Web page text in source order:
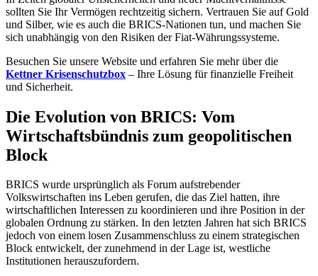
sollten Sie Ihr Vermögen rechtzeitig sichern. Vertrauen Sie auf Gold
und Silber, wie es auch die BRICS-Nationen tun, und machen Sie
sich unabhängig von den Risiken der Fiat-Währungssysteme.
Besuchen Sie unsere Website und erfahren Sie mehr über die
Kettner Krisenschutzbox – Ihre Lösung für finanzielle Freiheit
und Sicherheit.
Die Evolution von BRICS: Vom
Wirtschaftsbündnis zum geopolitischen
Block
BRICS wurde ursprünglich als Forum aufstrebender
Volkswirtschaften ins Leben gerufen, die das Ziel hatten, ihre
wirtschaftlichen Interessen zu koordinieren und ihre Position in der
globalen Ordnung zu stärken. In den letzten Jahren hat sich BRICS
jedoch von einem losen Zusammenschluss zu einem strategischen
Block entwickelt, der zunehmend in der Lage ist, westliche
Institutionen herauszufordern.